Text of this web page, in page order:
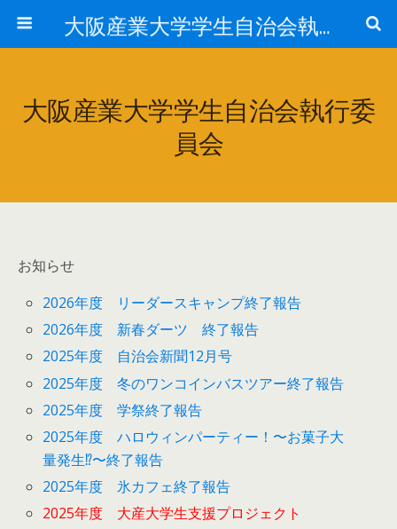
大阪産業大学学生自治会執行委員会
大阪産業大学学生自治会執行委
員会
お知らせ
2026年度 リーダースキャンプ終了報告
2026年度 新春ダーツ 終了報告
2025年度 自治会新聞12月号
2025年度 冬のワンコインバスツアー終了報告
2025年度 学祭終了報告
2025年度 ハロウィンパーティー！〜お菓子大
量発生⁉︎〜終了報告
2025年度 氷カフェ終了報告
2025年度 大産大学生支援プロジェクト